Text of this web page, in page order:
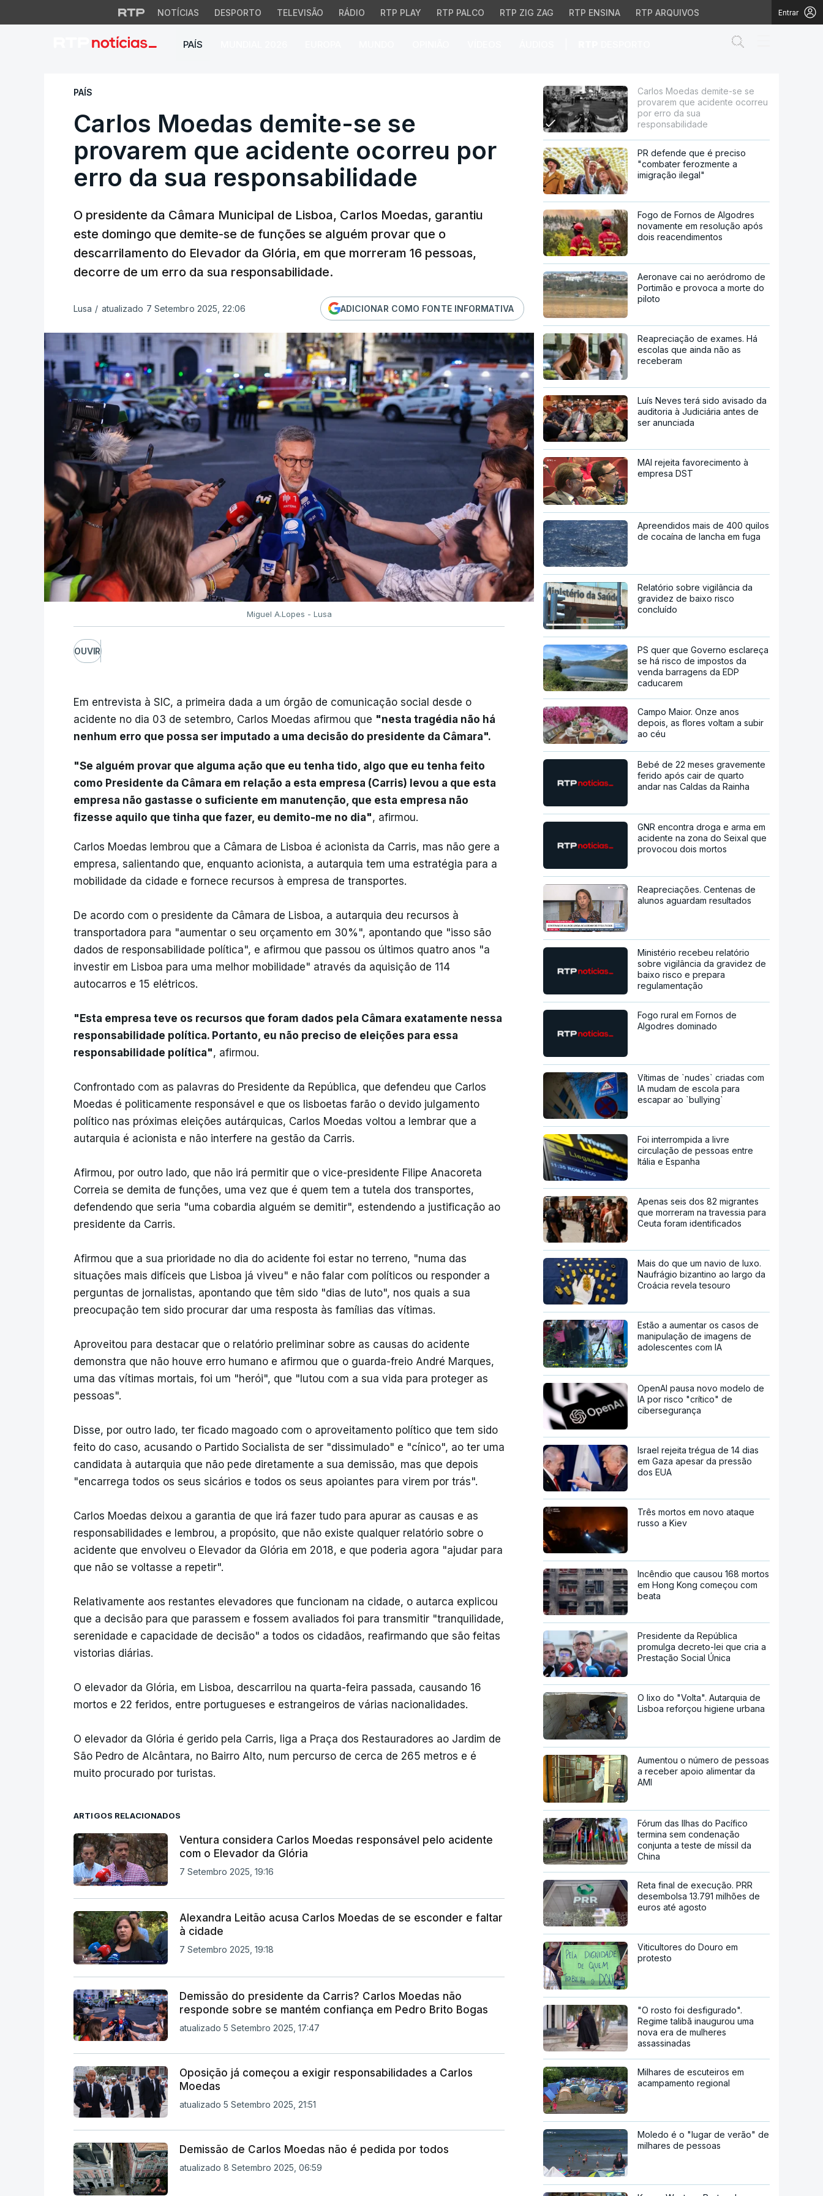
NOTÍCIAS DESPORTO TELEVISÃO RÁDIO RTP PLAY RTP PALCO RTP ZIG ZAG RTP ENSINA RTP ARQUIVOS Entrar
PAÍS
Carlos Moedas demite-se se provarem que acidente ocorreu
PAÍS
Carlos Moedas demite-se se
provarem que acidente ocorreu por
erro da sua responsabilidade
O presidente da Câmara Municipal de Lisboa, Carlos Moedas, garantiu
este domingo que demite-se de funções se alguém provar que o
descarrilamento do Elevador da Glória, em que morreram 16 pessoas,
decorre de um erro da sua responsabilidade.
Lusa / atualizado 7 Setembro 2025, 22:06 ADICIONAR COMO FONTE INFORMATIVA
Miguel A.Lopes - Lusa
OUVIR
Em entrevista à SIC, a primeira dada a um órgão de comunicação social desde o
acidente no dia 03 de setembro, Carlos Moedas afirmou que "nesta tragédia não há
nenhum erro que possa ser imputado a uma decisão do presidente da Câmara".
"Se alguém provar que alguma ação que eu tenha tido, algo que eu tenha feito
como Presidente da Câmara em relação a esta empresa (Carris) levou a que esta
empresa não gastasse o suficiente em manutenção, que esta empresa não
fizesse aquilo que tinha que fazer, eu demito-me no dia", afirmou.
Carlos Moedas lembrou que a Câmara de Lisboa é acionista da Carris, mas não gere a
empresa, salientando que, enquanto acionista, a autarquia tem uma estratégia para a
mobilidade da cidade e fornece recursos à empresa de transportes.
De acordo com o presidente da Câmara de Lisboa, a autarquia deu recursos à
transportadora para "aumentar o seu orçamento em 30%", apontando que "isso são
dados de responsabilidade política", e afirmou que passou os últimos quatro anos "a
investir em Lisboa para uma melhor mobilidade" através da aquisição de 114
autocarros e 15 elétricos.
"Esta empresa teve os recursos que foram dados pela Câmara exatamente nessa
responsabilidade política. Portanto, eu não preciso de eleições para essa
responsabilidade política", afirmou.
Confrontado com as palavras do Presidente da República, que defendeu que Carlos
Moedas é politicamente responsável e que os lisboetas farão o devido julgamento
político nas próximas eleições autárquicas, Carlos Moedas voltou a lembrar que a
autarquia é acionista e não interfere na gestão da Carris.
Afirmou, por outro lado, que não irá permitir que o vice-presidente Filipe Anacoreta
Correia se demita de funções, uma vez que é quem tem a tutela dos transportes,
defendendo que seria "uma cobardia alguém se demitir", estendendo a justificação ao
presidente da Carris.
Afirmou que a sua prioridade no dia do acidente foi estar no terreno, "numa das
situações mais difíceis que Lisboa já viveu" e não falar com políticos ou responder a
perguntas de jornalistas, apontando que têm sido "dias de luto", nos quais a sua
preocupação tem sido procurar dar uma resposta às famílias das vítimas.
Aproveitou para destacar que o relatório preliminar sobre as causas do acidente
demonstra que não houve erro humano e afirmou que o guarda-freio André Marques,
uma das vítimas mortais, foi um "herói", que "lutou com a sua vida para proteger as
pessoas".
Disse, por outro lado, ter ficado magoado com o aproveitamento político que tem sido
feito do caso, acusando o Partido Socialista de ser "dissimulado" e "cínico", ao ter uma
candidata à autarquia que não pede diretamente a sua demissão, mas que depois
"encarrega todos os seus sicários e todos os seus apoiantes para virem por trás".
Carlos Moedas deixou a garantia de que irá fazer tudo para apurar as causas e as
responsabilidades e lembrou, a propósito, que não existe qualquer relatório sobre o
acidente que envolveu o Elevador da Glória em 2018, e que poderia agora "ajudar para
que não se voltasse a repetir".
Relativamente aos restantes elevadores que funcionam na cidade, o autarca explicou
que a decisão para que parassem e fossem avaliados foi para transmitir "tranquilidade,
serenidade e capacidade de decisão" a todos os cidadãos, reafirmando que são feitas
vistorias diárias.
O elevador da Glória, em Lisboa, descarrilou na quarta-feira passada, causando 16
mortos e 22 feridos, entre portugueses e estrangeiros de várias nacionalidades.
O elevador da Glória é gerido pela Carris, liga a Praça dos Restauradores ao Jardim de
São Pedro de Alcântara, no Bairro Alto, num percurso de cerca de 265 metros e é
muito procurado por turistas.
ARTIGOS RELACIONADOS
Ventura considera Carlos Moedas responsável pelo acidente
com o Elevador da Glória
7 Setembro 2025, 19:16
Alexandra Leitão acusa Carlos Moedas de se esconder e faltar
à cidade
7 Setembro 2025, 19:18
Demissão do presidente da Carris? Carlos Moedas não
responde sobre se mantém confiança em Pedro Brito Bogas
atualizado 5 Setembro 2025, 17:47
Oposição já começou a exigir responsabilidades a Carlos
Moedas
atualizado 5 Setembro 2025, 21:51
Demissão de Carlos Moedas não é pedida por todos
atualizado 8 Setembro 2025, 06:59
Carlos Moedas demite-se se
provarem que acidente ocorreu
por erro da sua
responsabilidade
PR defende que é preciso
"combater ferozmente a
imigração ilegal"
Fogo de Fornos de Algodres
novamente em resolução após
dois reacendimentos
Aeronave cai no aeródromo de
Portimão e provoca a morte do
piloto
Reapreciação de exames. Há
escolas que ainda não as
receberam
Luís Neves terá sido avisado da
auditoria à Judiciária antes de
ser anunciada
MAI rejeita favorecimento à
empresa DST
Apreendidos mais de 400 quilos
de cocaína de lancha em fuga
Relatório sobre vigilância da
gravidez de baixo risco
concluído
PS quer que Governo esclareça
se há risco de impostos da
venda barragens da EDP
caducarem
Campo Maior. Onze anos
depois, as flores voltam a subir
ao céu
Bebé de 22 meses gravemente
ferido após cair de quarto
andar nas Caldas da Rainha
GNR encontra droga e arma em
acidente na zona do Seixal que
provocou dois mortos
Reapreciações. Centenas de
alunos aguardam resultados
Ministério recebeu relatório
sobre vigilância da gravidez de
baixo risco e prepara
regulamentação
Fogo rural em Fornos de
Algodres dominado
Vítimas de `nudes` criadas com
IA mudam de escola para
escapar ao `bullying`
Foi interrompida a livre
circulação de pessoas entre
Itália e Espanha
Apenas seis dos 82 migrantes
que morreram na travessia para
Ceuta foram identificados
Mais do que um navio de luxo.
Naufrágio bizantino ao largo da
Croácia revela tesouro
Estão a aumentar os casos de
manipulação de imagens de
adolescentes com IA
OpenAI pausa novo modelo de
IA por risco "crítico" de
cibersegurança
Israel rejeita trégua de 14 dias
em Gaza apesar da pressão
dos EUA
Três mortos em novo ataque
russo a Kiev
Incêndio que causou 168 mortos
em Hong Kong começou com
beata
Presidente da República
promulga decreto-lei que cria a
Prestação Social Única
O lixo do "Volta". Autarquia de
Lisboa reforçou higiene urbana
Aumentou o número de pessoas
a receber apoio alimentar da
AMI
Fórum das Ilhas do Pacífico
termina sem condenação
conjunta a teste de míssil da
China
Reta final de execução. PRR
desembolsa 13.791 milhões de
euros até agosto
Viticultores do Douro em
protesto
"O rosto foi desfigurado".
Regime talibã inaugurou uma
nova era de mulheres
assassinadas
Milhares de escuteiros em
acampamento regional
Moledo é o "lugar de verão" de
milhares de pessoas